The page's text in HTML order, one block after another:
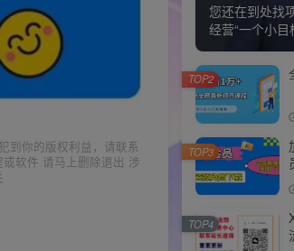
到你的版权利益，请联系
软件 请马上删除退出 涉
您还在到处找
经营“一个小
TOP2
TOP3
TOP4